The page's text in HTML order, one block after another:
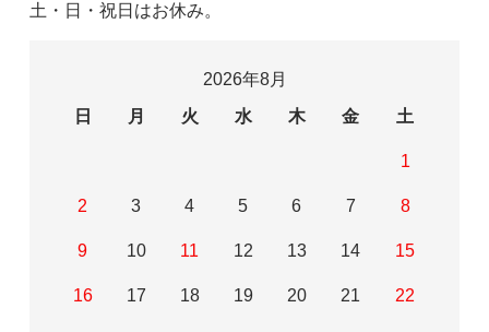
土・日・祝日はお休み。
2026年8月
日
月 火 水 木 金 土
1
2 3 4 5 6 7 8
9 10 11 12 13 14 15
16 17 18 19 20 21 22